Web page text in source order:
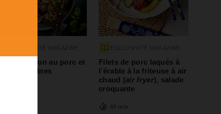
EXCLUSIVITÉ MAGAZINE
udon au porc et
aubergines
EXCLUSIVITÉ MAGAZINE
Filets de porc laqués à
l’érable à la friteuse à air
chaud (air fryer), salade
croquante
43 min